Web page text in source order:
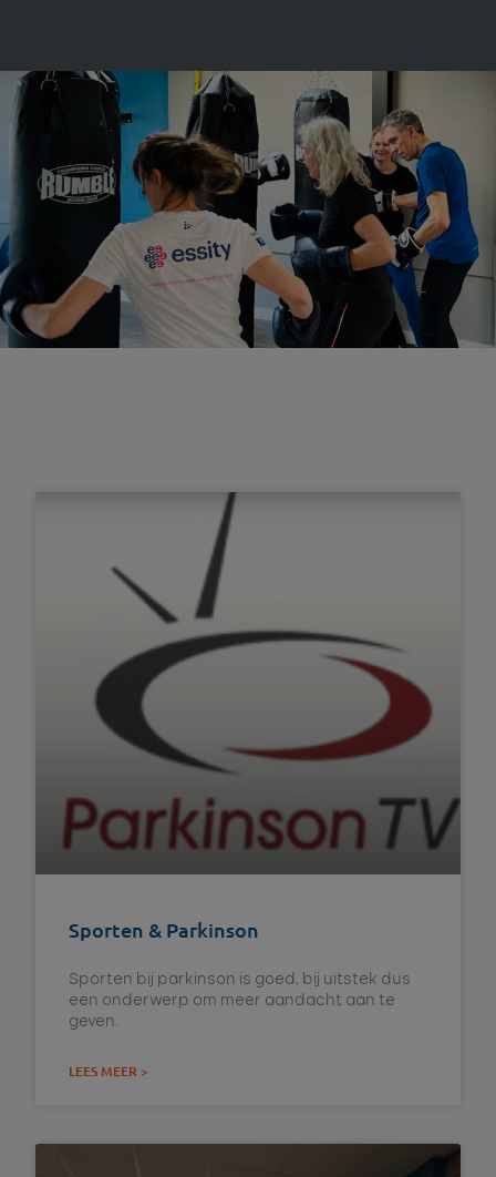
Sporten & Parkinson
Sporten bij parkinson is goed, bij uitstek dus
een onderwerp om meer aandacht aan te
geven.
LEES MEER >